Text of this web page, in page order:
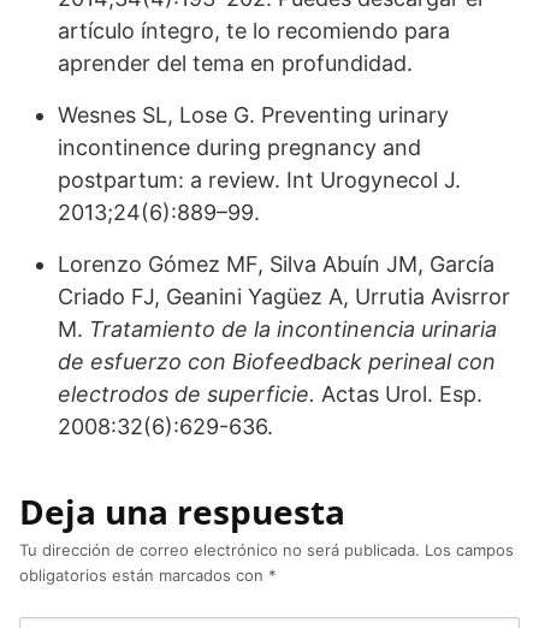
artículo íntegro, te lo recomiendo para
aprender del tema en profundidad.
Wesnes SL, Lose G. Preventing urinary
incontinence during pregnancy and
postpartum: a review. Int Urogynecol J.
2013;24(6):889–99.
Lorenzo Gómez MF, Silva Abuín JM, García
Criado FJ, Geanini Yagüez A, Urrutia Avisrror
M. Tratamiento de la incontinencia urinaria
de esfuerzo con Biofeedback perineal con
electrodos de superficie. Actas Urol. Esp.
2008:32(6):629-636.
Deja una respuesta
Tu dirección de correo electrónico no será publicada. Los campos
obligatorios están marcados con *